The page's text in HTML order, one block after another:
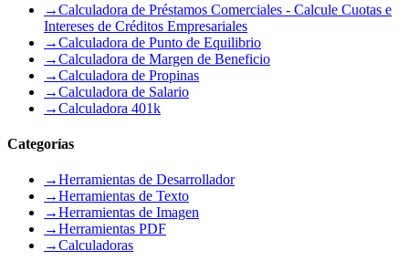
→Calculadora de Préstamos Comerciales - Calcule Cuotas e
Intereses de Créditos Empresariales
→Calculadora de Punto de Equilibrio
→Calculadora de Margen de Beneficio
→Calculadora de Propinas
→Calculadora de Salario
→Calculadora 401k
Categorías
→Herramientas de Desarrollador
→Herramientas de Texto
→Herramientas de Imagen
→Herramientas PDF
→Calculadoras